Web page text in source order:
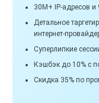
30M+ IP-адресов и
Детальное
интернет-
Суперлипкие
Кэшбэк до 10% с
Скидка 35% по